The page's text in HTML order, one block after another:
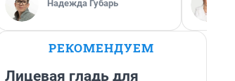
Надежда Губарь
РЕКОМЕНДУЕМ
Лицевая гладь для